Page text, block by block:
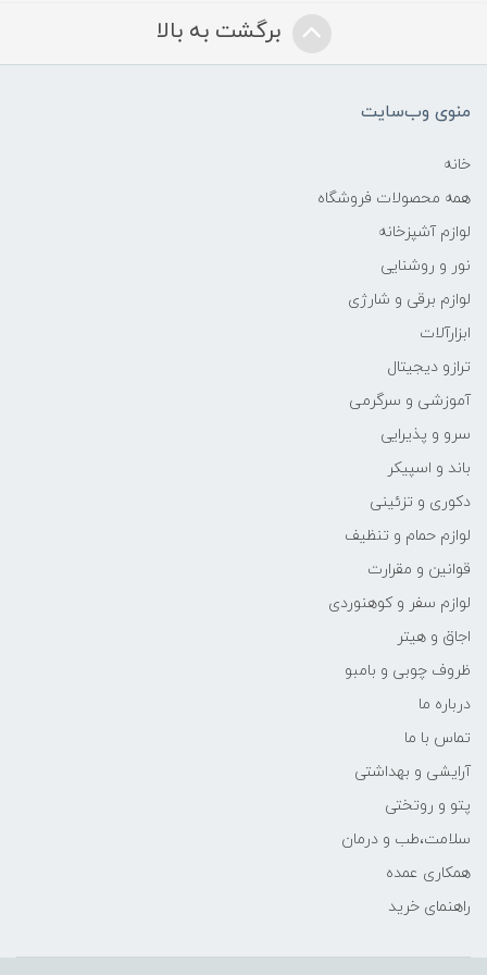
برگشت به بالا
منوی وب‌سایت
خانه
همه محصولات فروشگاه
لوازم آشپزخانه
نور و روشنایی
لوازم برقی و شارژی
ابزارآلات
ترازو دیجیتال
آموزشی و سرگرمی
سرو و پذیرایی
باند و اسپیکر
دکوری و تزئینی
لوازم حمام و تنظیف
قوانین و مقرارت
لوازم سفر و کوهنوردی
اجاق و هیتر
ظروف چوبی و بامبو
درباره ما
تماس با ما
آرایشی و بهداشتی
پتو و روتختی
سلامت،طب و درمان
همکاری عمده
راهنمای خرید